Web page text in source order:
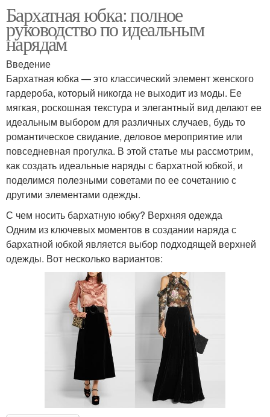
Бархатная юбка: полное
руководство по идеальным
нарядам
Введение
Бархатная юбка — это классический элемент женского
гардероба, который никогда не выходит из моды. Ее
мягкая, роскошная текстура и элегантный вид делают ее
идеальным выбором для различных случаев, будь то
романтическое свидание, деловое мероприятие или
повседневная прогулка. В этой статье мы рассмотрим,
как создать идеальные наряды с бархатной юбкой, и
поделимся полезными советами по ее сочетанию с
другими элементами одежды.
С чем носить бархатную юбку? Верхняя одежда
Одним из ключевых моментов в создании наряда с
бархатной юбкой является выбор подходящей верхней
одежды. Вот несколько вариантов: